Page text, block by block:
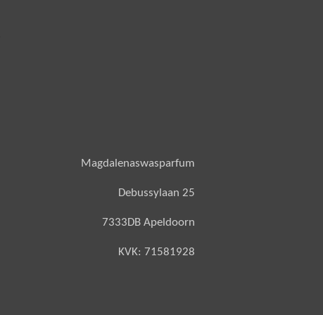
Magdalenaswasparfum
Debussylaan 25
7333DB Apeldoorn
KVK: 71581928